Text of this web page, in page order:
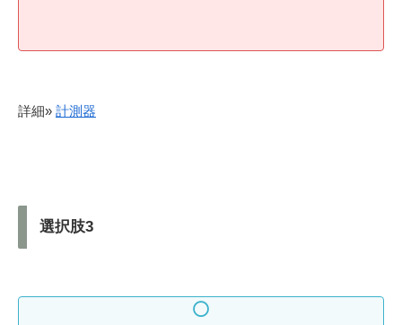
詳細» 計測器
選択肢3